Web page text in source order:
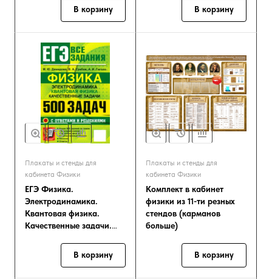
В корзину В корзину
Плакаты и стенды для
кабинета Физики
ЕГЭ Физика.
Электродинамика.
Квантовая физика.
Качественные задачи.
В корзину
Плакаты и стенды для
кабинета Физики
Комплект в кабинет
физики из 11-ти резных
стендов (карманов
больше)
В корзину